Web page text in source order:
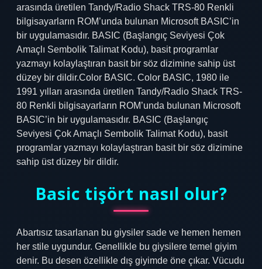
arasında üretilen Tandy/Radio Shack TRS-80 Renkli
bilgisayarların ROM’unda bulunan Microsoft BASIC’in
bir uygulamasıdır. BASIC (Başlangıç ​​Seviyesi Çok
Amaçlı Sembolik Talimat Kodu), basit programlar
yazmayı kolaylaştıran basit bir söz dizimine sahip üst
düzey bir dildir.Color BASIC. Color BASIC, 1980 ile
1991 yılları arasında üretilen Tandy/Radio Shack TRS-
80 Renkli bilgisayarların ROM’unda bulunan Microsoft
BASIC’in bir uygulamasıdır. BASIC (Başlangıç ​​
Seviyesi Çok Amaçlı Sembolik Talimat Kodu), basit
programlar yazmayı kolaylaştıran basit bir söz dizimine
sahip üst düzey bir dildir.
Basic tişört nasıl olur?
Abartısız tasarlanan bu giysiler sade ve hemen hemen
her stile uygundur. Genellikle bu giysilere temel giyim
denir. Bu desen özellikle dış giyimde öne çıkar. Vücudu